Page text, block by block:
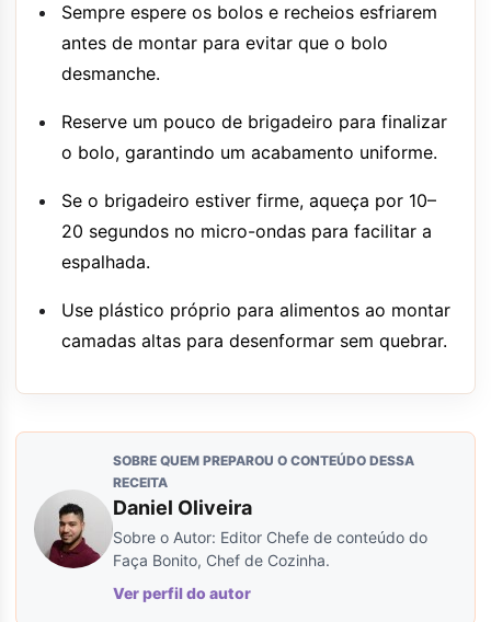
Sempre espere os bolos e recheios esfriarem
antes de montar para evitar que o bolo
desmanche.
Reserve um pouco de brigadeiro para finalizar
o bolo, garantindo um acabamento uniforme.
Se o brigadeiro estiver firme, aqueça por 10–
20 segundos no micro-ondas para facilitar a
espalhada.
Use plástico próprio para alimentos ao montar
camadas altas para desenformar sem quebrar.
SOBRE QUEM PREPAROU O CONTEÚDO DESSA
RECEITA
Daniel Oliveira
Sobre o Autor: Editor Chefe de conteúdo do
Faça Bonito, Chef de Cozinha.
Ver perfil do autor